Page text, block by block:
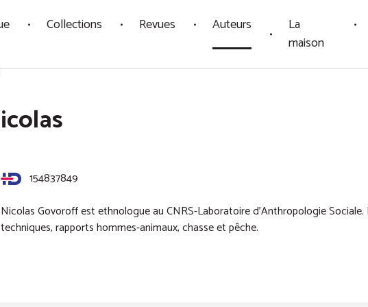
Collections Revues Auteurs
La
maison
154837849
Nicolas Govoroff est ethnologue au CNRS-Laboratoire d'Anthropologie
techniques, rapports hommes-animaux, chasse et pêche.